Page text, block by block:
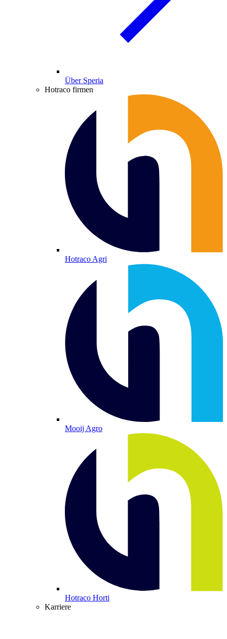
Über Speria
Hotraco firmen
Hotraco Agri
Mooij Agro
Hotraco Horti
Karriere